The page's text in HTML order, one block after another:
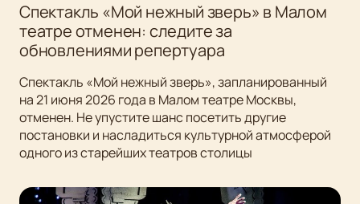
Спектакль «Мой нежный зверь» в Малом
театре отменен: следите за
обновлениями репертуара
Спектакль «Мой нежный зверь», запланированный
на 21 июня 2026 года в Малом театре Москвы,
отменен. Не упустите шанс посетить другие
постановки и насладиться культурной атмосферой
одного из старейших театров столицы